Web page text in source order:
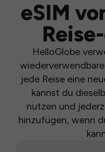
eSIM
HelloGlobe
jede Reise eine
kannst du
nutzen und
hinzufügen, wenn